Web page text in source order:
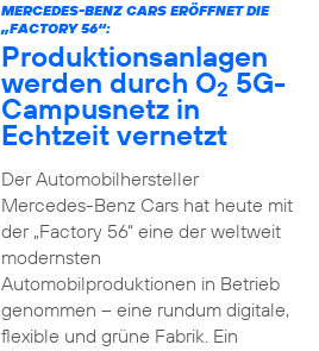
MERCEDES-BENZ CARS ERÖFFNET DIE
„FACTORY 56“:
Produktionsanlagen
werden durch O25G-
Campusnetz in
Echtzeit vernetzt
Der Automobilhersteller
Mercedes-Benz Cars hat heute mit
der „Factory 56“ eine der weltweit
modernsten
Automobilproduktionen in Betrieb
genommen – eine rundum digitale,
flexible und grüne Fabrik. Ein